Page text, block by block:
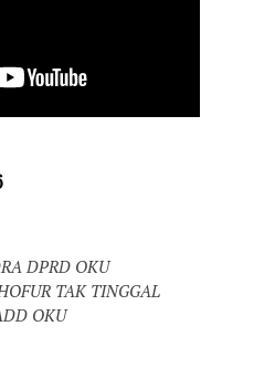
DPRD OKU
TAK TINGGAL
OKU